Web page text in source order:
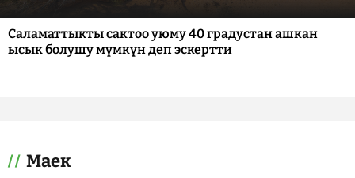
Саламаттыкты сактоо уюму 40 градустан ашкан
ысык болушу мүмкүн деп эскертти
Маек